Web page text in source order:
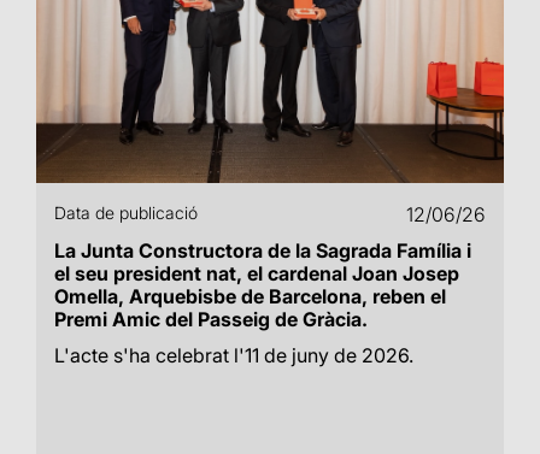
Data de publicació
12/06/26
La Junta Constructora de la Sagrada Família i
el seu president nat, el cardenal Joan Josep
Omella, Arquebisbe de Barcelona, reben el
Premi Amic del Passeig de Gràcia.
L'acte s'ha celebrat l'11 de juny de 2026.